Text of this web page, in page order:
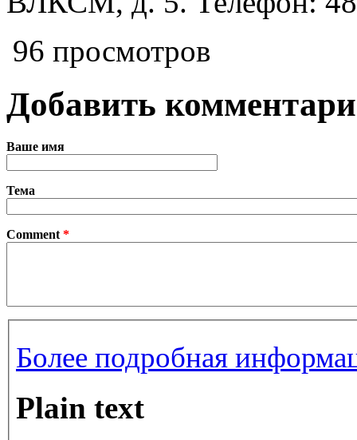
96 просмотров
Добавить
Ваше имя
Тема
Comment *
Более подробная
Plain text